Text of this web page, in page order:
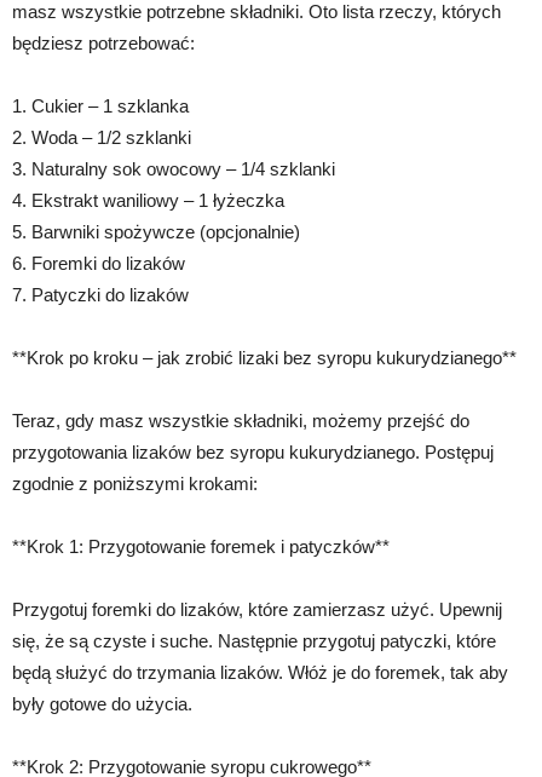
masz wszystkie potrzebne składniki. Oto lista rzeczy, których
będziesz potrzebować:
1. Cukier – 1 szklanka
2. Woda – 1/2 szklanki
3. Naturalny sok owocowy – 1/4 szklanki
4. Ekstrakt waniliowy – 1 łyżeczka
5. Barwniki spożywcze (opcjonalnie)
6. Foremki do lizaków
7. Patyczki do lizaków
**Krok po kroku – jak zrobić lizaki bez syropu kukurydzianego**
Teraz, gdy masz wszystkie składniki, możemy przejść do
przygotowania lizaków bez syropu kukurydzianego. Postępuj
zgodnie z poniższymi krokami:
**Krok 1: Przygotowanie foremek i patyczków**
Przygotuj foremki do lizaków, które zamierzasz użyć. Upewnij
się, że są czyste i suche. Następnie przygotuj patyczki, które
będą służyć do trzymania lizaków. Włóż je do foremek, tak aby
były gotowe do użycia.
**Krok 2: Przygotowanie syropu cukrowego**